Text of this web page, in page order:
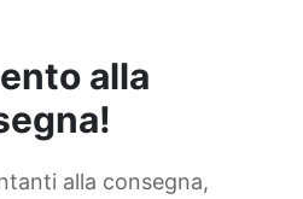
alla
alla consegna,